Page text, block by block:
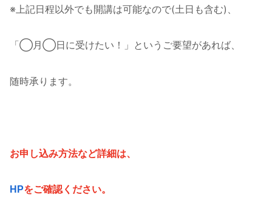
※上記日程以外でも開講は可能なので(土日も含む)、
「◯月◯日に受けたい！」というご要望があれば、
随時承ります。
お申し込み方法など詳細は、
HPをご確認ください。